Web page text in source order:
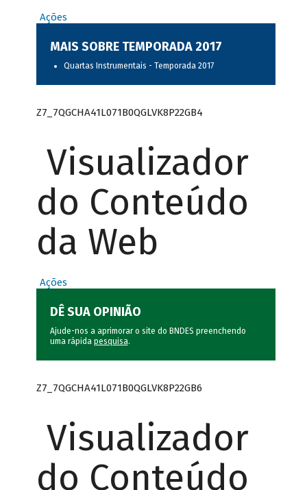
Ações
MAIS SOBRE TEMPORADA 2017
Quartas Instrumentais - Temporada 2017
Z7_7QGCHA41L071B0QGLVK8P22GB4
Visualizador
do Conteúdo
da Web
Ações
DÊ SUA OPINIÃO
Ajude-nos a aprimorar o site do BNDES preenchendo
uma rápida pesquisa.
Z7_7QGCHA41L071B0QGLVK8P22GB6
Visualizador
do Conteúdo